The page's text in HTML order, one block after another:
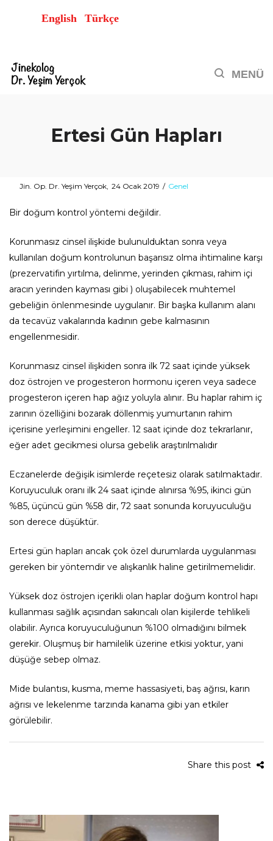
English Türkçe
Ertesi Gün Hapları
ByJin. Op. Dr. Yeşim Yerçok Posted
24 Ocak 2019
Posted
Genel
Bir doğum kontrol yöntemi değildir.
Korunmasız cinsel ilişkide bulunulduktan sonra veya
kullanılan doğum kontrolunun başarısız olma ihtimaline karşı
(prezervatifin yırtılma, delinme, yerinden çıkması, rahim içi
aracın yerinden kayması gibi ) oluşabilecek muhtemel
gebeliğin önlenmesinde uygulanır. Bir başka kullanım alanı
da tecavüz vakalarında kadının gebe kalmasının
engellenmesidir.
Korunmasız cinsel ilişkiden sonra ilk 72 saat içinde yüksek
doz östrojen ve progesteron hormonu içeren veya sadece
progesteron içeren hap ağız yoluyla alınır. Bu haplar rahim iç
zarının özelliğini bozarak döllenmiş yumurtanın rahim
içerisine yerleşimini engeller. 12 saat içinde doz tekrarlanır,
eğer adet gecikmesi olursa gebelik araştırılmalıdır
Eczanelerde değişik isimlerde reçetesiz olarak satılmaktadır.
Koruyuculuk oranı ilk 24 saat içinde alınırsa %95, ikinci gün
%85, üçüncü gün %58 dir, 72 saat sonunda koruyuculuğu
son derece düşüktür.
Ertesi gün hapları ancak çok özel durumlarda uygulanması
gereken bir yöntemdir ve alışkanlık haline getirilmemelidir.
Yüksek doz östrojen içerikli olan haplar doğum kontrol hapı
kullanması sağlık açısından sakıncalı olan kişilerde tehlikeli
olabilir. Ayrıca koruyuculuğunun %100 olmadığını bilmek
gerekir. Oluşmuş bir hamilelik üzerine etkisi yoktur, yani
düşüğe sebep olmaz.
Mide bulantısı, kusma, meme hassasiyeti, baş ağrısı, karın
ağrısı ve lekelenme tarzında kanama gibi yan etkiler
görülebilir.
Share this post